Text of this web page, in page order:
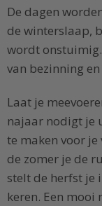
De dagen
de winterslaap,
wordt
van bezinning
Laat je
najaar nodigt je
te maken voor
de zomer je de
stelt de herfst je
keren. Een mooi